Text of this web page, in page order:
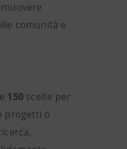
comunità e
150 scelte per
progetti o